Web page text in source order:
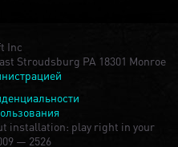
Inc
Stroudsburg PA 18301 Monroe
installation: play right in your
— 2526